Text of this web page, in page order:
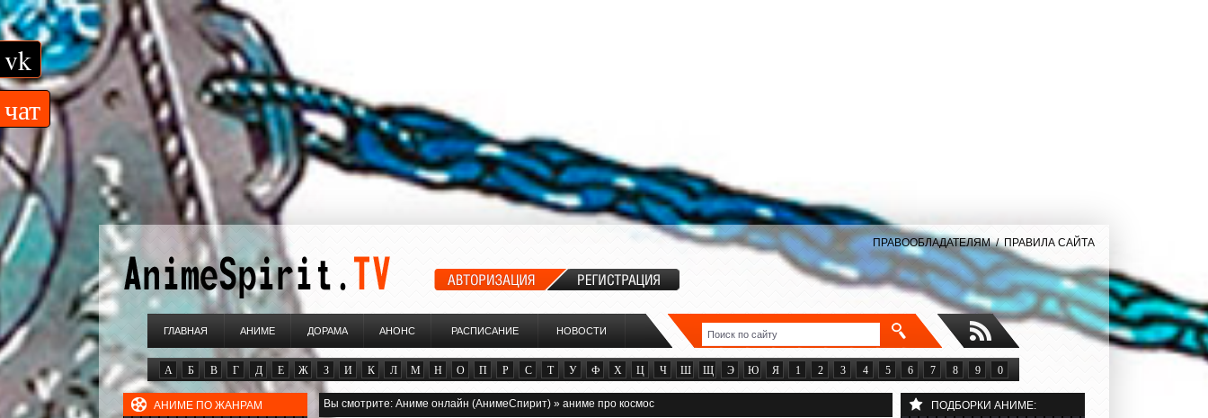
ПРАВООБЛАДАТЕЛЯМ/ПРАВИЛА САЙТА
ГЛАВНАЯ АНИМЕ ДОРАМА АНОНС РАСПИСАНИЕ НОВОСТИ
А Б В Г Д Е Ж З И К Л М Н О П Р С Т У Ф Х Ц Ч Ш Щ Э Ю Я 1 2 3 4 5 6 7 8 9 0
АНИМЕ ПО ЖАНРАМ Вы смотрите: Аниме онлайн (АнимеСпирит) » аниме про космос ПОДБОРКИ АНИМЕ:
чат
vk